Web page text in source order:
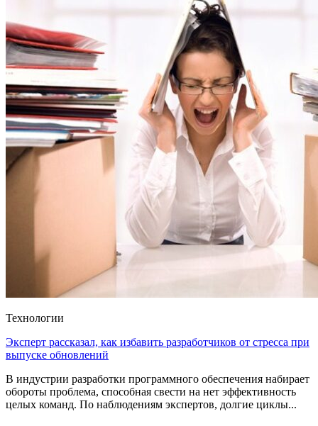
Технологии
Эксперт рассказал, как избавить разработчиков от стресса при
выпуске обновлений
В индустрии разработки программного обеспечения набирает
обороты проблема, способная свести на нет эффективность
целых команд. По наблюдениям экспертов, долгие циклы...